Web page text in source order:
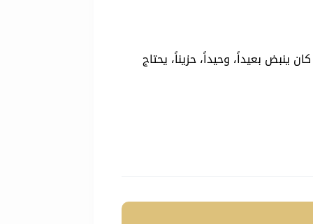
ينبض بعيداً، وحيداً، حزيناً، يحتاج